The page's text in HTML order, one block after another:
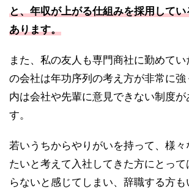
と、年収が上がる仕組みを採用して
あります。
また、私の友人も専門商社に勤めて
の会社は年功序列の考え方が非常に
内は会社や先輩に意見できない制度
す。
若いうちからやりがいを持って、様々
たいと考えて入社してきた方にとって
らないと感じてしまい、辞職する方